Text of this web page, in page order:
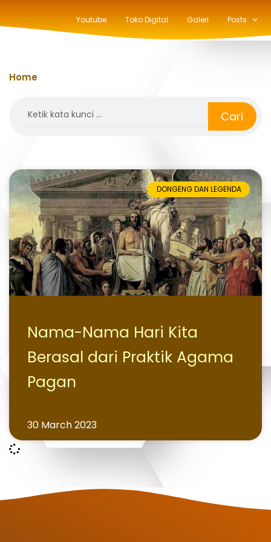
Youtube Toko Digital Galeri Posts
Home
Cari
DONGENG DAN LEGENDA
Nama-Nama Hari Kita
Berasal dari Praktik Agama
Pagan
30 March 2023